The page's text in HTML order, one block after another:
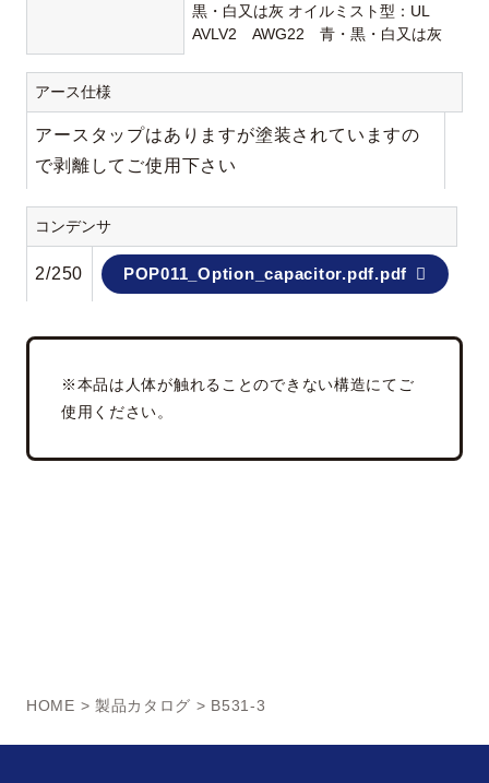
黒・白又は灰 オイルミスト型：UL
AVLV2 AWG22 青・黒・白又は灰
アース仕様
アースタップはありますが塗装されていますの
で剥離してご使用下さい
コンデンサ
2/250 POP011_Option_capacitor.pdf.pdf
※本品は人体が触れることのできない構造にてご
使用ください。
HOME > 製品カタログ > B531-3